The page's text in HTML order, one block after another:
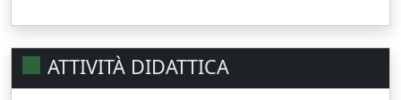
ATTIVITÀ DIDATTICA